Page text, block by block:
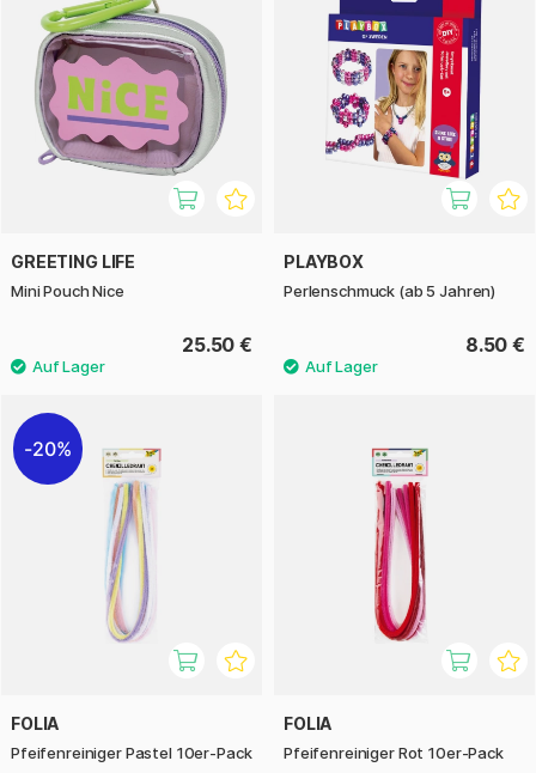
GREETING LIFE
Mini Pouch Nice
25.50 €
PLAYBOX
Perlenschmuck (ab 5 Jahren)
8.50 €
20%
FOLIA
Pfeifenreiniger Pastel 10er-Pack
FOLIA
Pfeifenreiniger Rot 10er-Pack